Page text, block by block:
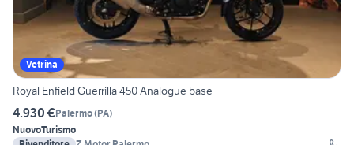
Vetrina
Royal Enfield Guerrilla 450 Analogue base
4.930 €Palermo(PA)
NuovoTurismo